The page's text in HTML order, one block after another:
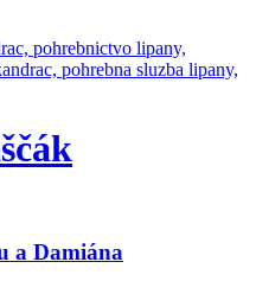
a Damiána